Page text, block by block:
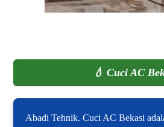
💧 Cuci AC
Abadi Tehnik. Cuci AC Bekasi